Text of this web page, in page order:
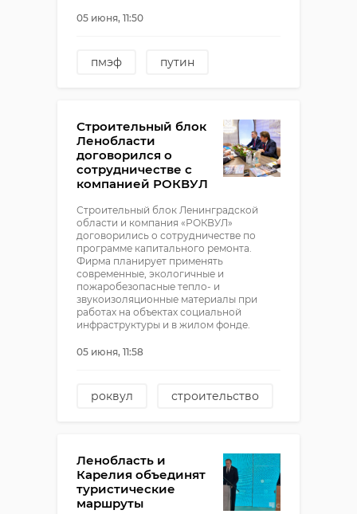
05 июня, 11:50
пмэф путин
Строительный блок
Ленобласти
договорился о
сотрудничестве с
компанией РОКВУЛ
Строительный блок Ленинградской
области и компания «РОКВУЛ»
договорились о сотрудничестве по
программе капитального ремонта.
Фирма планирует применять
современные, экологичные и
пожаробезопасные тепло- и
звукоизоляционные материалы при
работах на объектах социальной
инфраструктуры и в жилом фонде.
05 июня, 11:58
роквул
строительство
Ленобласть и
Карелия объединят
туристические
маршруты